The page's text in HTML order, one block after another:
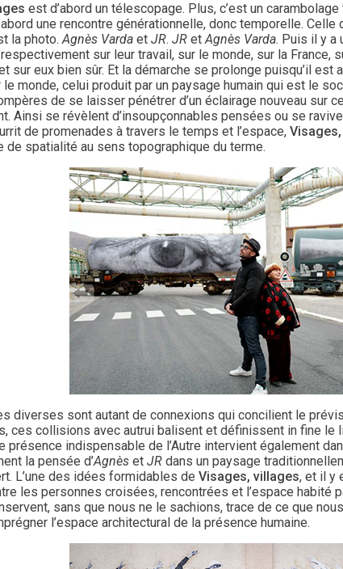
est d’abord un télescopage. Plus, c’est un
une rencontre générationnelle, donc temporelle.
la photo.Agnès Varda et JR. JR etAgnès Varda. Puis il y a
sur leur travail, sur le monde, sur la
sur eux bien sûr. Et la démarche se prolonge puisqu’il est
monde, celui produit par un paysage humain qui est le
de se laisser pénétrer d’un éclairage nouveau sur
Ainsi se révèlent d’insoupçonnables pensées ou se
de promenades à travers le temps et l’espace,
de spatialité au sens topographique du terme.
diverses sont autant de connexions qui concilient le
ces collisions avec autrui balisent et définissent in fine
présence indispensable de l’Autre intervient également
la pensée d’Agnès et JR dans un paysage
L’une des idées formidables de Visages, villages, et il y
les personnes croisées, rencontrées et l’espace habité
sans que nous ne le sachions, trace de ce que
l’espace architectural de la présence humaine.